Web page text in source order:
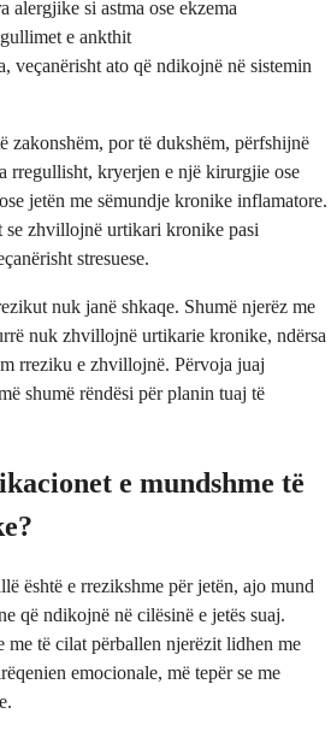
alergjike si astma ose ekzema
e ankthit
veçanërisht ato që ndikojnë në sistemin
zakonshëm, por të dukshëm, përfshijnë
rregullisht, kryerjen e një kirurgjie ose
jetën me sëmundje kronike inflamatore.
se zhvillojnë urtikari kronike pasi
stresuese.
nuk janë shkaqe. Shumë njerëz me
nuk zhvillojnë urtikarie kronike, ndërsa
rreziku e zhvillojnë. Përvoja juaj
shumë rëndësi për planin tuaj të
e mundshme të
është e rrezikshme për jetën, ajo mund
që ndikojnë në cilësinë e jetës suaj.
me të cilat përballen njerëzit lidhen me
emocionale, më tepër se me